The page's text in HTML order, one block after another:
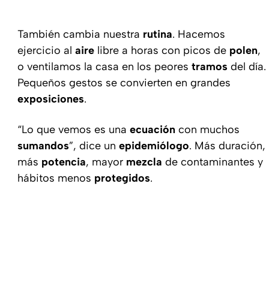
También cambia nuestra rutina. Hacemos
ejercicio al aire libre a horas con picos de polen,
o ventilamos la casa en los peores tramos del día.
Pequeños gestos se convierten en grandes
exposiciones.
“Lo que vemos es una ecuación con muchos
sumandos”, dice un epidemiólogo. Más duración,
más potencia, mayor mezcla de contaminantes y
hábitos menos protegidos.